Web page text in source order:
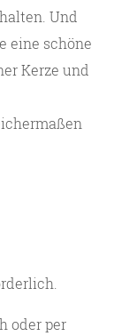
Und
eine schöne
Kerze und
oder per